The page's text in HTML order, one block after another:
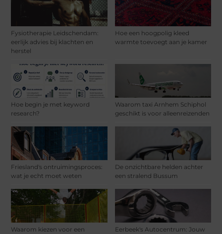
Fysiotherapie Leidschendam:
eerlijk advies bij klachten en
herstel
Hoe een hoogpolig kleed
warmte toevoegt aan je kamer
Hoe begin je met keyword
research?
Waarom taxi Arnhem Schiphol
geschikt is voor alleenreizenden
Friesland's ontruimingsproces:
wat je echt moet weten
De onzichtbare helden achter
een stralend Bussum
Waarom kiezen voor een
Eerbeek's Autocentrum: Jouw